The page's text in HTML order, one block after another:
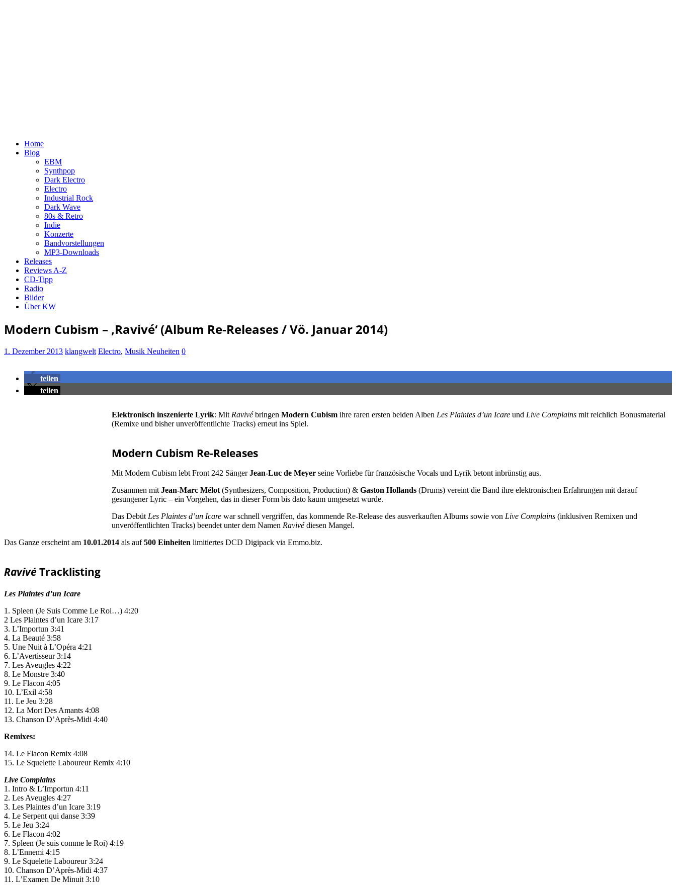
Home
Blog
EBM
Synthpop
Dark Electro
Electro
Industrial Rock
Dark Wave
80s & Retro
Indie
Konzerte
Bandvorstellungen
MP3-Downloads
Releases
Reviews A-Z
CD-Tipp
Radio
Bilder
Über KW
Modern Cubism – ‚Ravivé‘ (Album Re-Releases / Vö. Januar 2014)
1. Dezember 2013 klangwelt Electro, Musik Neuheiten 0
teilen
teilen
Elektronisch inszenierte Lyrik: Mit Ravivébringen Modern Cubism ihre raren ersten beiden Alben Les Plaintes d’un Icare und Live Complains mit reichlich Bonusmaterial
(Remixe und bisher unveröffentlichte Tracks) erneut ins Spiel.
Modern Cubism Re-Releases
Mit Modern Cubism lebt Front 242 SängerJean-Luc de Meyer seine Vorliebe für französische Vocals und Lyrik betont inbrünstig aus.
Zusammen mit Jean-Marc Mélot (Synthesizers, Composition, Production) & Gaston Hollands (Drums) vereint die Band ihre elektronischen Erfahrungen mit darauf
gesungener Lyric – ein Vorgehen, das in dieser Form bis dato kaum umgesetzt wurde.
Das Debüt Les Plaintes d’un Icare war schnell vergriffen, das kommende Re-Release des ausverkauften Albums sowie von Live Complains (inklusiven Remixen und
unveröffentlichten Tracks) beendet unter dem Namen Ravivédiesen Mangel.
Das Ganze erscheint am 10.01.2014 als auf500 Einheiten limitiertes DCD Digipack via Emmo.biz.
RavivéTracklisting
Les Plaintes d’un Icare
1. Spleen (Je Suis Comme Le Roi…) 4:20
2 Les Plaintes d’un Icare 3:17
3. L’Importun 3:41
4. La Beauté 3:58
5. Une Nuit à L’Opéra 4:21
6. L’Avertisseur 3:14
7. Les Aveugles 4:22
8. Le Monstre 3:40
9. Le Flacon 4:05
10. L’Exil 4:58
11. Le Jeu 3:28
12. La Mort Des Amants 4:08
13. Chanson D’Après-Midi 4:40
Remixes:
14. Le Flacon Remix 4:08
15. Le Squelette Laboureur Remix 4:10
Live Complains
1. Intro & L’Importun 4:11
2. Les Aveugles 4:27
3. Les Plaintes d’un Icare 3:19
4. Le Serpent qui danse 3:39
5. Le Jeu 3:24
6. Le Flacon 4:02
7. Spleen (Je suis comme le Roi) 4:19
8. L’Ennemi 4:15
9. Le Squelette Laboureur 3:24
10. Chanson D’Après-Midi 4:37
11. L’Examen De Minuit 3:10